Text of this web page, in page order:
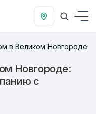
в Великом Новгороде
Новгороде:
с